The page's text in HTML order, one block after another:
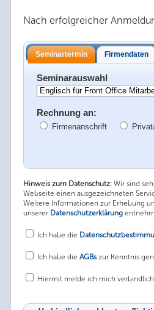
Nach erfolgreicher
Seminartermin Firmendaten
Seminarauswahl
Rechnung an:
Firmenanschrift
Hinweis zum Datenschutz: Wir sind
Webseite einen ausgezeichneten
Weitere Informationen zur Erhebung
unserer Datenschutzerklärung
Ich habe die
Ich habe die AGBs zur Kenntnis
Hiermit melde ich mich